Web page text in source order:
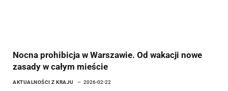
Nocna prohibicja w Warszawie. Od wakacji nowe
zasady w całym mieście
AKTUALNOŚCI Z KRAJU 2026-02-22